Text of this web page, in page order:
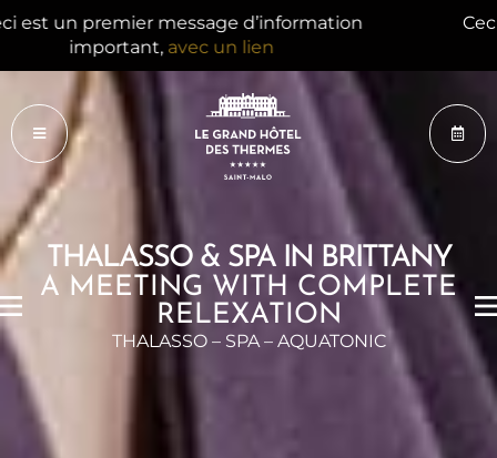
Ceci est un 2e message d’information important,
avec un lien
THALASSO & SPA IN BRITTANY
A MEETING WITH COMPLETE
RELEXATION
THALASSO – SPA –AQUATONIC